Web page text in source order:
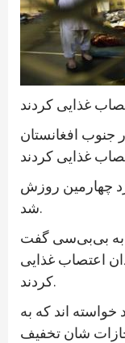
غذایی کردند
جنوب افغانستان
چهارمین روزش
شد.
به بی‌بی‌سی گفت
اعتصاب غذایی
کردند.
خواسته اند که به
شان تخفیف